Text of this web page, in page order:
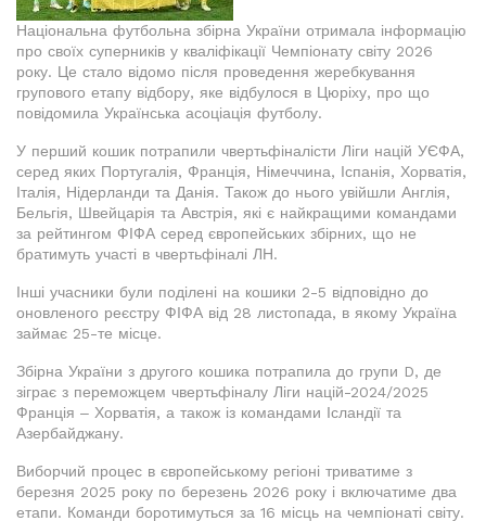
Національна футбольна збірна України отримала інформацію
про своїх суперників у кваліфікації Чемпіонату світу 2026
року. Це стало відомо після проведення жеребкування
групового етапу відбору, яке відбулося в Цюріху, про що
повідомила Українська асоціація футболу.
У перший кошик потрапили чвертьфіналісти Ліги націй УЄФА,
серед яких Португалія, Франція, Німеччина, Іспанія, Хорватія,
Італія, Нідерланди та Данія. Також до нього увійшли Англія,
Бельгія, Швейцарія та Австрія, які є найкращими командами
за рейтингом ФІФА серед європейських збірних, що не
братимуть участі в чвертьфіналі ЛН.
Інші учасники були поділені на кошики 2-5 відповідно до
оновленого реєстру ФІФА від 28 листопада, в якому Україна
займає 25-те місце.
Збірна України з другого кошика потрапила до групи D, де
зіграє з переможцем чвертьфіналу Ліги націй-2024/2025
Франція ‒ Хорватія, а також із командами Ісландії та
Азербайджану.
Виборчий процес в європейському регіоні триватиме з
березня 2025 року по березень 2026 року і включатиме два
етапи. Команди боротимуться за 16 місць на чемпіонаті світу.